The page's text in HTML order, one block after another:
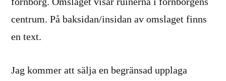
centrum. På baksidan/insidan av omslaget finns
en text.
Jag kommer att sälja en begränsad upplaga